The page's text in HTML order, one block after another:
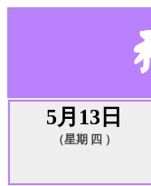
5月13日
（星期 四 ）